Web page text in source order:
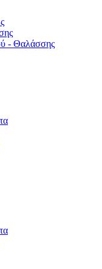
- Θαλάσσης